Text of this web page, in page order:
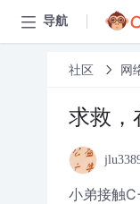
导航
社区 网
求救，
小弟接触